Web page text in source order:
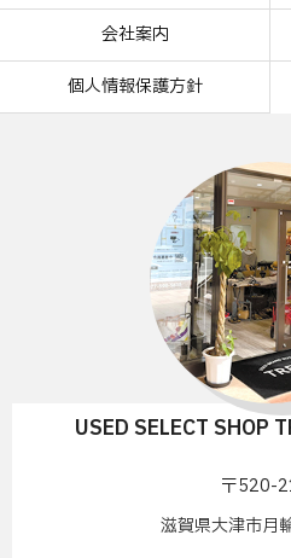
会社案内
個人情報保護方針
USED SELECT SHOP
〒520-
滋賀県大津市月